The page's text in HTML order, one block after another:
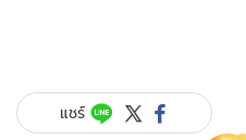
แชร์